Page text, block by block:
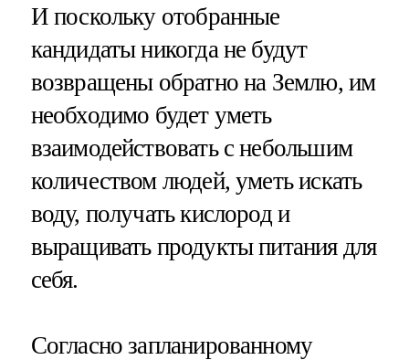
И поскольку отобранные
кандидаты никогда не будут
возвращены обратно на Землю, им
необходимо будет уметь
взаимодействовать с небольшим
количеством людей, уметь искать
воду, получать кислород и
выращивать продукты питания для
себя.
Согласно запланированному